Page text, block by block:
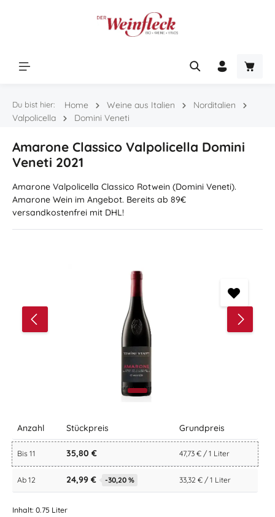
Du bist hier: Home Weine aus Italien
Norditalien
Valpolicella
Domini Veneti
Amarone Classico Valpolicella Domini
Veneti 2021
Amarone Valpolicella Classico Rotwein (Domini Veneti).
Amarone Wein im Angebot. Bereits ab 89€
versandkostenfrei mit DHL!
Anzahl Stückpreis Grundpreis
Bis 11 35,80 € 47,73 € / 1 Liter
Ab 12 24,99 € -30,20 % 33,32 € / 1 Liter
Inhalt: 0.75 Liter